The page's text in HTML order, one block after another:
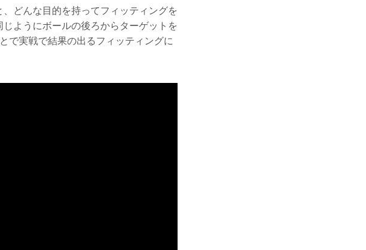
どんな目的を持ってフィッティングを
ようにボールの後ろからターゲットを
で実戦で結果の出るフィッティングに